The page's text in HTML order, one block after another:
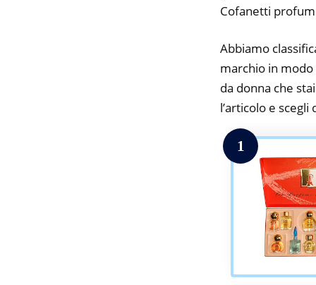
Cofanetti
Abbiamo
marchio in
da donna che
l’articolo e
1